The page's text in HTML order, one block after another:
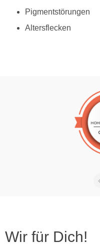
Pigmentstörungen
Altersflecken
Wir für Dich!